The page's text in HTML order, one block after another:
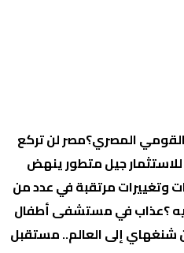
القومي المصري؟‏مصر لن تركع
جيل متطور ينهض
كوادر جديدة وترقيات وتغييرات مرتقبة في عدد من
؟عذاب في مستشفى أطفال
إلى العالم.. مستقبل